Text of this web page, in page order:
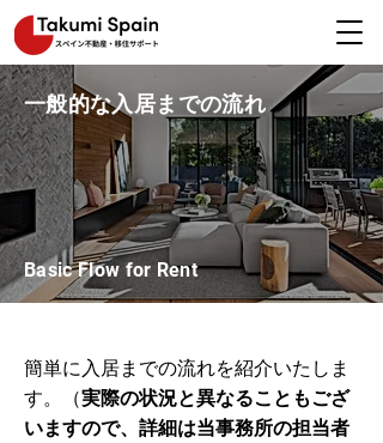
一般的な入居までの流れ
Basic Flow for Rent
簡単に入居までの流れを紹介いたしま
す。（実際の状況と異なることもござ
いますので、詳細は当事務所の担当者